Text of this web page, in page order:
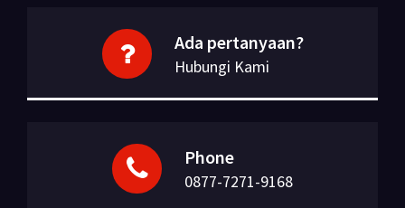
Ada pertanyaan?
Hubungi Kami
Phone
0877-7271-9168